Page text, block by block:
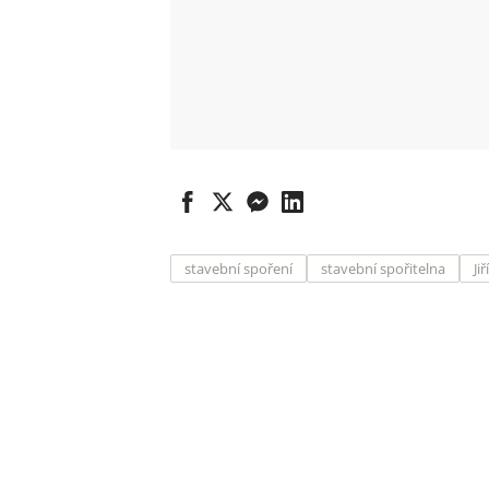
stavební spoření stavební spořitelna